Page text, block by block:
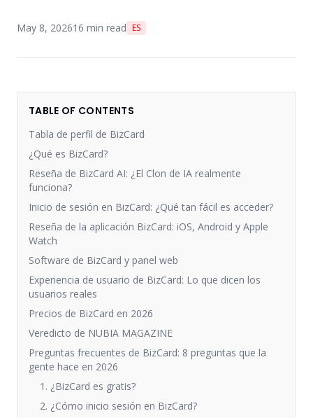
May 8, 202616 min read ES
TABLE OF CONTENTS
Tabla de perfil de BizCard
¿Qué es BizCard?
Reseña de BizCard AI: ¿El Clon de IA realmente
funciona?
Inicio de sesión en BizCard: ¿Qué tan fácil es acceder?
Reseña de la aplicación BizCard: iOS, Android y Apple
Watch
Software de BizCard y panel web
Experiencia de usuario de BizCard: Lo que dicen los
usuarios reales
Precios de BizCard en 2026
Veredicto de NUBIA MAGAZINE
Preguntas frecuentes de BizCard: 8 preguntas que la
gente hace en 2026
1. ¿BizCard es gratis?
2. ¿Cómo inicio sesión en BizCard?